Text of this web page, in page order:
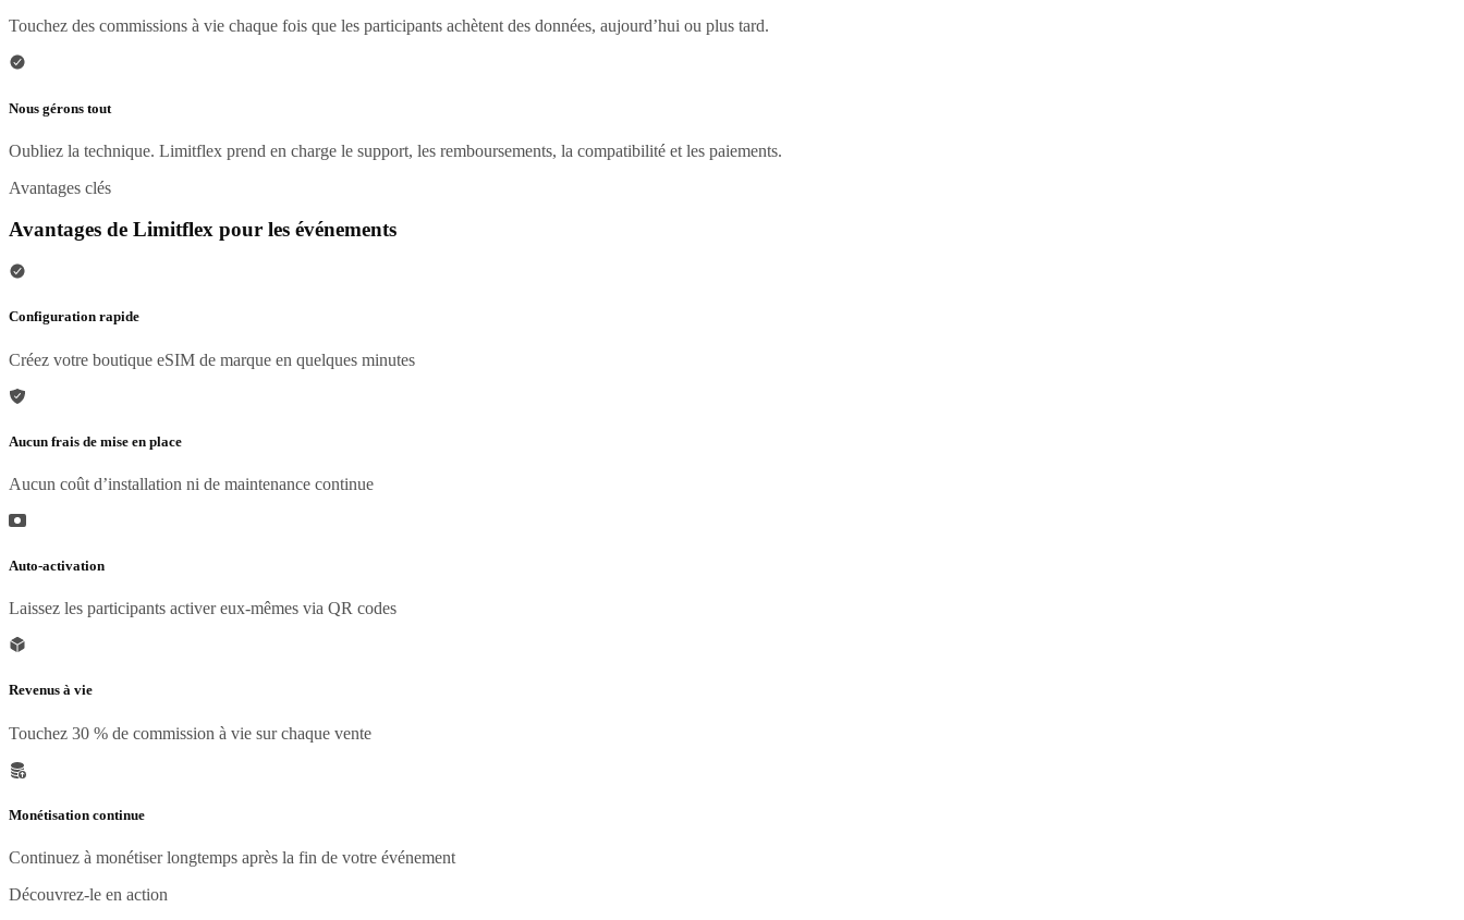
Touchez des commissions à vie chaque fois que les participants achètent des données, aujourd’hui ou plus tard.
Nous gérons tout
Oubliez la technique. Limitflex prend en charge le support, les remboursements, la compatibilité et les paiements.
Avantages clés
Avantages de Limitflex pour les événements
Configuration rapide
Créez votre boutique eSIM de marque en quelques minutes
Aucun frais de mise en place
Aucun coût d’installation ni de maintenance continue
Auto-activation
Laissez les participants activer eux-mêmes via QR codes
Revenus à vie
Touchez 30 % de commission à vie sur chaque vente
Monétisation continue
Continuez à monétiser longtemps après la fin de votre événement
Découvrez-le en action